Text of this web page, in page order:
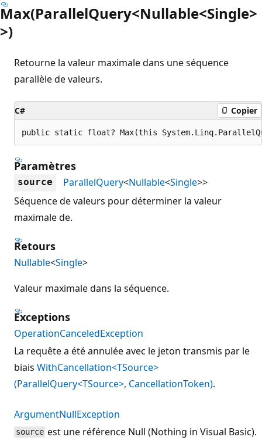
Max(ParallelQuery<Nullable<Single>
>)
Retourne la valeur maximale dans une séquence
parallèle de valeurs.
C# Copier
public static float? Max(this
Paramètres
source ParallelQuery<Nullable<Single>>
Séquence de valeurs pour déterminer la valeur
maximale de.
Retours
Nullable<Single>
Valeur maximale dans la séquence.
Exceptions
OperationCanceledException
La requête a été annulée avec le jeton transmis par le
biais WithCancellation<TSource>
(ParallelQuery<TSource>, CancellationToken).
ArgumentNullException
source est une référence Null (Nothing in Visual Basic).